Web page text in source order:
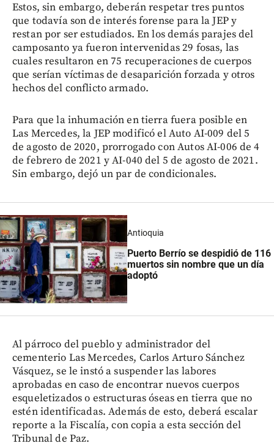
Estos, sin embargo, deberán respetar tres puntos
que todavía son de interés forense para la JEP y
restan por ser estudiados. En los demás parajes del
camposanto ya fueron intervenidas 29 fosas, las
cuales resultaron en 75 recuperaciones de cuerpos
que serían víctimas de desaparición forzada y otros
hechos del conflicto armado.
Para que la inhumación en tierra fuera posible en
Las Mercedes, la JEP modificó el Auto AI-009 del 5
de agosto de 2020, prorrogado con Autos AI-006 de 4
de febrero de 2021 y AI-040 del 5 de agosto de 2021.
Sin embargo, dejó un par de condicionales.
Antioquia
Puerto Berrío se despidió de 116
muertos sin nombre que un día
adoptó
Al párroco del pueblo y administrador del
cementerio Las Mercedes, Carlos Arturo Sánchez
Vásquez, se le instó a suspender las labores
aprobadas en caso de encontrar nuevos cuerpos
esqueletizados o estructuras óseas en tierra que no
estén identificadas. Además de esto, deberá escalar
reporte a la Fiscalía, con copia a esta sección del
Tribunal de Paz.